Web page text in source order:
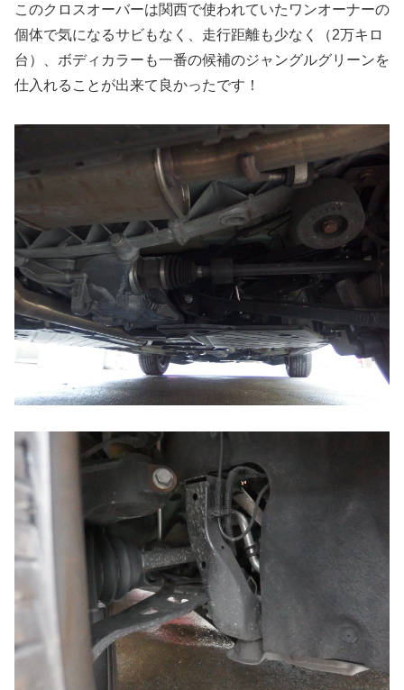
このクロスオーバーは関西で使われていたワンオーナーの
個体で気になるサビもなく、走行距離も少なく（2万キロ
台）、ボディカラーも一番の候補のジャングルグリーンを
仕入れることが出来て良かったです！